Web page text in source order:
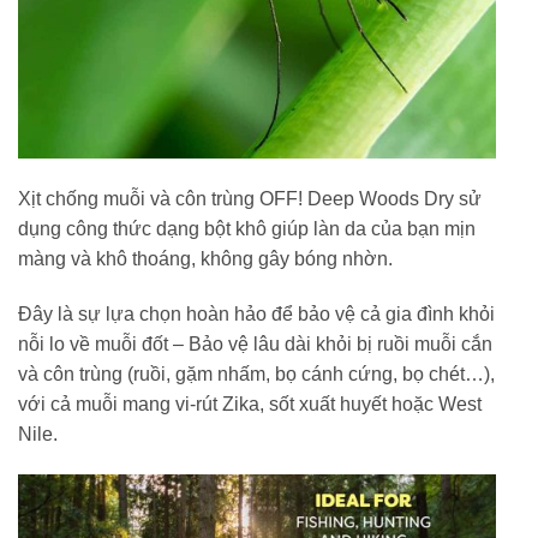
Xịt chống muỗi và côn trùng OFF! Deep Woods Dry sử
dụng công thức dạng bột khô giúp làn da của bạn mịn
màng và khô thoáng, không gây bóng nhờn.
Đây là sự lựa chọn hoàn hảo để bảo vệ cả gia đình khỏi
nỗi lo về muỗi đốt – Bảo vệ lâu dài khỏi bị ruồi muỗi cắn
và côn trùng (ruồi, gặm nhấm, bọ cánh cứng, bọ chét…),
với cả muỗi mang vi-rút Zika, sốt xuất huyết hoặc West
Nile.